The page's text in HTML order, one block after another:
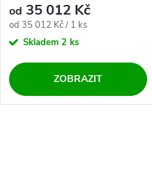
od 35 012 Kč
Měrná cena:
od 35 012 Kč / 1 ks
Skladem 2 ks
ZOBRAZIT